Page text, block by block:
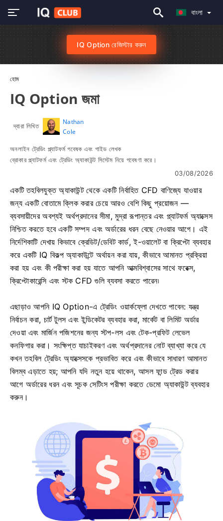
বাংলা
IQ Option রেজিস্টার করুন
হোম
IQ Option জমা
দ্বারা লিখিত
Nathan
Cole
অনলাইন ট্রেডিং প্ল্যাটফর্ম গবেষক এবং গাইড লেখক
ব্রোকার প্ল্যাটফর্ম এবং ট্রেডিং অ্যাকাউন্ট সিস্টেম নিয়ে গবেষণা করে।
03/08/2026
একটি তহবিলযুক্ত অ্যাকাউন্ট থেকে একটি নির্বাহিত CFD বাণিজ্যে যাওয়ার
জন্য একটি বোতামে ক্লিক করার চেয়ে আরও বেশি কিছু প্রয়োজন —
ব্যবসায়ীদের অবশ্যই অর্থপ্রদানের সীমা, মুদ্রা রূপান্তর এবং প্ল্যাটফর্ম অ্যাক্সেস
নিশ্চিত করতে হবে একটি সম্পদ এবং অর্ডারের ধরন বেছে নেওয়ার আগে। এই
নির্দেশিকাটি দেখায় কিভাবে ক্রেডিট/ডেবিট কার্ড, ই-ওয়ালেট বা ক্রিপ্টো ব্যবহার
করে একটি IQ বিকল্প অ্যাকাউন্টে অর্থায়ন করা যায়, কীভাবে আমানত প্রক্রিয়া
করা হয় এবং কী পরীক্ষা করা হয় যাতে আপনি আত্মবিশ্বাসের সাথে ফরেক্স,
ক্রিপ্টোকারেন্সি এবং স্টক CFD গুলি ব্যবসা করতে পারেন৷
এছাড়াও আপনি IQ Option-এ ট্রেডিং ওয়ার্কফ্লো দেখতে পাবেন: যন্ত্র
নির্বাচন করা, চার্ট টুলস এবং ইন্ডিকেটর ব্যবহার করা, মার্কেট বা লিমিট অর্ডার
দেওয়া এবং মার্জিন পজিশনের জন্য স্টপ-লস এবং টেক-প্রফিট লেভেল
কনফিগার করা। সংক্ষিপ্ত যাচাইকরণ এবং অর্থপ্রদানের নোট ব্যাখ্যা করে যে
কখন তহবিল ট্রেডিং অ্যাক্সেসকে প্রভাবিত করে এবং কীভাবে সাধারণ আমানত
বিলম্ব এড়াতে হয়; আপনি যদি নতুন হয়ে থাকেন, আসল ফান্ড ট্রেড করার
আগে অর্ডারের ধরন এবং সূচক সেটিংস পরীক্ষা করতে ডেমো অ্যাকাউন্ট ব্যবহার
করুন।